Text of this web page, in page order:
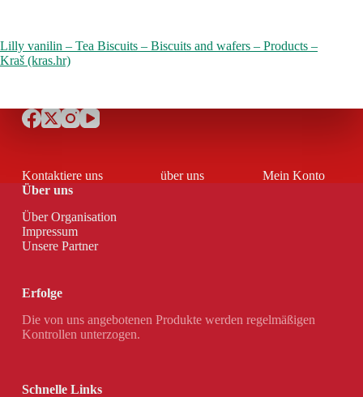
Lilly vanilin – Tea Biscuits – Biscuits and wafers – Products –
Kraš (kras.hr)
Kontaktiere uns über uns
Mein Konto
Über uns
Über Organisation
Impressum
Unsere Partner
Erfolge
Die von uns angebotenen Produkte werden regelmäßigen
Kontrollen unterzogen.
Schnelle Links